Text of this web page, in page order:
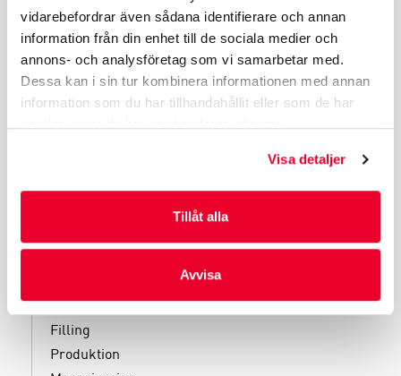
vidarebefordrar även sådana identifierare och annan
information från din enhet till de sociala medier och
annons- och analysföretag som vi samarbetar med.
Dessa kan i sin tur kombinera informationen med annan
information som du har tillhandahållit eller som de har
Visa detaljer
Tillåt alla
Avvisa
PRODUKTGRUPPER
INDUSTRIFÖRPACKNINGAR
REKLAMFÖRPACKNINGAR
LAMINERADE FÖRPACKNINGAR
KUVERT OCH POSTFÖRPACKNINGAR
Kliniska tester
Filling
Produktion